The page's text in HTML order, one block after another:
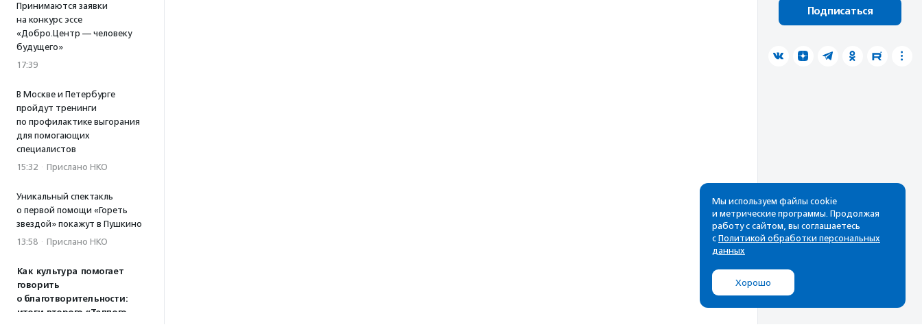
Принимаются заявки
на конкурс эссе
«Добро.Центр — человеку
будущего»
17:39
В Москве и Петербурге
пройдут тренинги
по профилактике выгорания
для помогающих
специалистов
15:32 · Прислано НКО
Уникальный спектакль
о первой помощи «Гореть
звездой» покажут в Пушкино
13:58 · Прислано НКО
Как культура помогает
говорить
о благотворительности:
итоги второго «Теплого
Подписаться
Мы используем файлы cookie
и метрические программы. Продолжая
работу с сайтом, вы соглашаетесь
с Политикой обработки персональных
данных
Хорошо